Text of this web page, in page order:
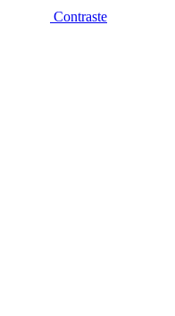
Contraste